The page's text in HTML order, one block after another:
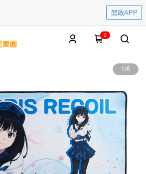
開啟APP
0
1/6